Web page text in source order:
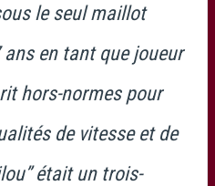
le seul maillot
en tant que joueur
hors-normes pour
de vitesse et de
était un trois-